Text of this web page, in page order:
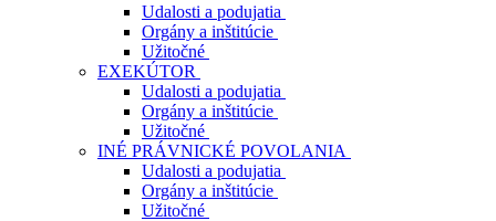
Udalosti a podujatia
Orgány a inštitúcie
Užitočné
EXEKÚTOR
Udalosti a podujatia
Orgány a inštitúcie
Užitočné
INÉ PRÁVNICKÉ POVOLANIA
Udalosti a podujatia
Orgány a inštitúcie
Užitočné